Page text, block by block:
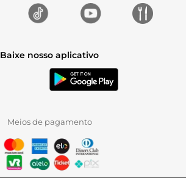
Baixe nosso aplicativo
Meios de pagamento